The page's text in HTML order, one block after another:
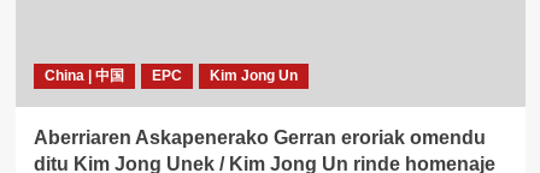
China | 中国 EPC Kim Jong Un
Aberriaren Askapenerako Gerran eroriak omendu
ditu Kim Jong Unek / Kim Jong Un rinde homenaje